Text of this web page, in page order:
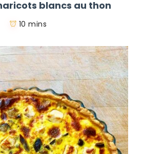
blancs au thon
10 mins